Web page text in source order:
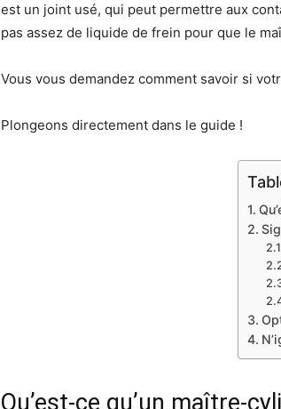
est un joint usé, qui peut permettre aux
pas assez de liquide de frein pour que le
Vous vous demandez comment savoir si
Plongeons directement dans le guide !
Qu’est-ce qu’un maître-